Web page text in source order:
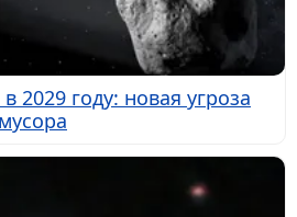
2029 году: новая угроза